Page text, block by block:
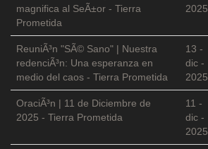
magnifica al SeÃ±or - Tierra
Prometida
2025
ReuniÃ³n "SÃ© Sano" | Nuestra
redenciÃ³n: Una esperanza en
medio del caos - Tierra Prometida
13 -
dic -
2025
OraciÃ³n | 11 de Diciembre de
2025 - Tierra Prometida
11 -
dic -
2025